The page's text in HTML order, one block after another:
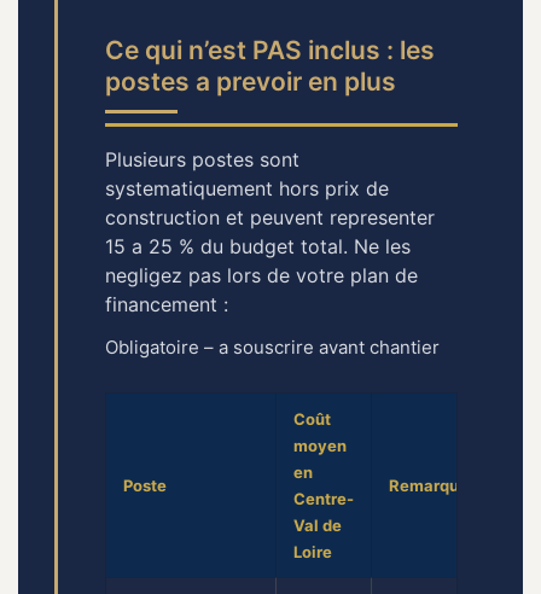
Ce qui n’est PAS inclus : les
postes a prevoir en plus
Plusieurs postes sont
systematiquement hors prix de
construction et peuvent representer
15 a 25 % du budget total. Ne les
negligez pas lors de votre plan de
financement :
Obligatoire – a souscrire avant chantier
Poste
Coût
moyen
en
Centre-
Val de
Loire
Remarques